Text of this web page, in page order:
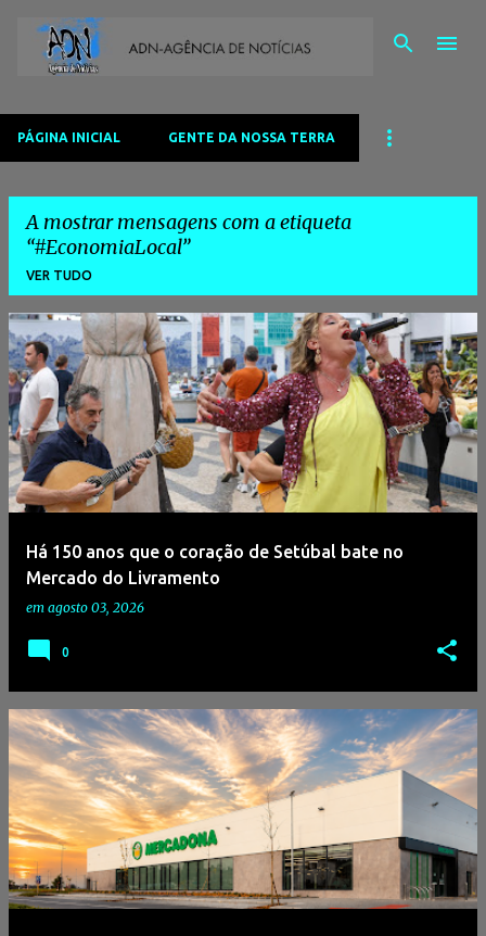
PÁGINA INICIAL GENTE DA NOSSA TERRA
A mostrar mensagens com a etiqueta
#EconomiaLocal
VER TUDO
M
e
n
s
a
g
Há 150 anos que o coração de Setúbal bate no
Mercado do Livramento
em agosto 03, 2026
0